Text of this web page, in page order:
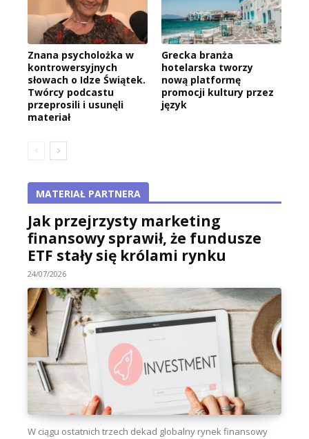
Znana psycholożka w
kontrowersyjnych
słowach o Idze Świątek.
Twórcy podcastu
przeprosili i usunęli
materiał
Grecka branża
hotelarska tworzy
nową platformę
promocji kultury przez
język
MATERIAŁ PARTNERA
Jak przejrzysty marketing
finansowy sprawił, że fundusze
ETF stały się królami rynku
24/07/2026
W ciągu ostatnich trzech dekad globalny rynek finansowy